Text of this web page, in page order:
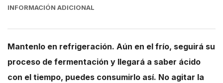
INFORMACIÓN ADICIONAL
Mantenlo en refrigeración. Aún en el frío, seguirá su
proceso de fermentación y llegará a saber ácido
con el tiempo, puedes consumirlo así. No agitar la